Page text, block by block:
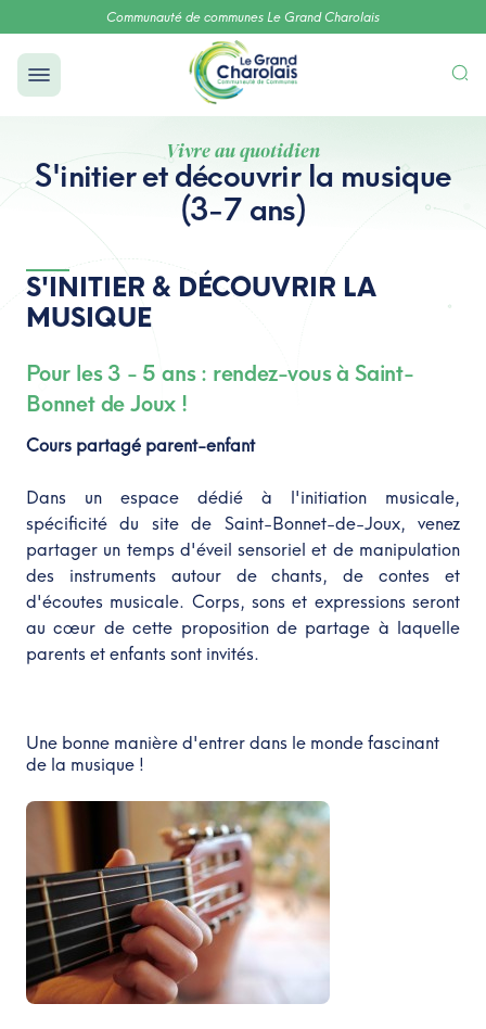
Communauté de communes Le Grand Charolais
Vivre au quotidien
S'initier et découvrir la musique
(3-7 ans)
S'INITIER & DÉCOUVRIR LA
MUSIQUE
Pour les 3 - 5 ans : rendez-vous à Saint-
Bonnet de Joux !
Cours partagé parent-enfant
Dans un espace dédié à l'initiation musicale,
spécificité du site de Saint-Bonnet-de-Joux, venez
partager un temps d'éveil sensoriel et de manipulation
des instruments autour de chants, de contes et
d'écoutes musicale. Corps, sons et expressions seront
au cœur de cette proposition de partage à laquelle
parents et enfants sont invités.
Une bonne manière d'entrer dans le monde fascinant
de la musique !